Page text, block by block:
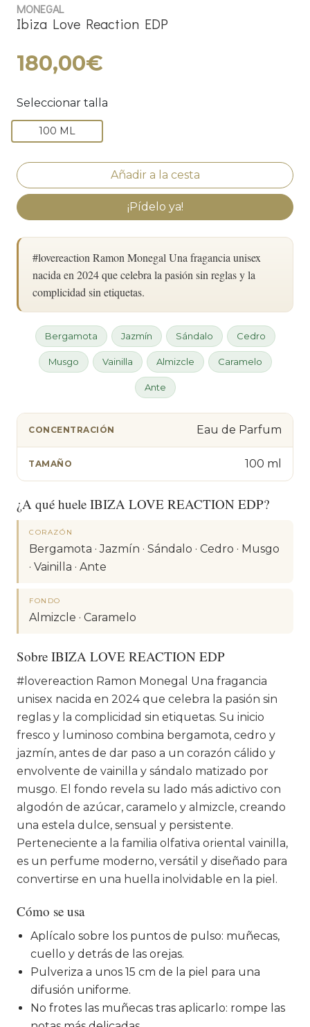
MONEGAL
Ibiza Love Reaction EDP
180,00€
Seleccionar talla
100 ML
¡Pídelo ya!
#lovereaction Ramon Monegal Una fragancia unisex
nacida en 2024 que celebra la pasión sin reglas y la
complicidad sin etiquetas.
Bergamota Jazmín Sándalo Cedro
Musgo Vainilla Almizcle Caramelo
Ante
CONCENTRACIÓN Eau de Parfum
TAMAÑO 100 ml
¿A qué huele IBIZA LOVE REACTION EDP?
CORAZÓN
Bergamota · Jazmín · Sándalo · Cedro · Musgo
· Vainilla · Ante
FONDO
Almizcle · Caramelo
Sobre IBIZA LOVE REACTION EDP
#lovereaction Ramon Monegal Una fragancia
unisex nacida en 2024 que celebra la pasión sin
reglas y la complicidad sin etiquetas. Su inicio
fresco y luminoso combina bergamota, cedro y
jazmín, antes de dar paso a un corazón cálido y
envolvente de vainilla y sándalo matizado por
musgo. El fondo revela su lado más adictivo con
algodón de azúcar, caramelo y almizcle, creando
una estela dulce, sensual y persistente.
Perteneciente a la familia olfativa oriental vainilla,
es un perfume moderno, versátil y diseñado para
convertirse en una huella inolvidable en la piel.
Cómo se usa
Aplícalo sobre los puntos de pulso: muñecas,
cuello y detrás de las orejas.
Pulveriza a unos 15 cm de la piel para una
difusión uniforme.
No frotes las muñecas tras aplicarlo: rompe las